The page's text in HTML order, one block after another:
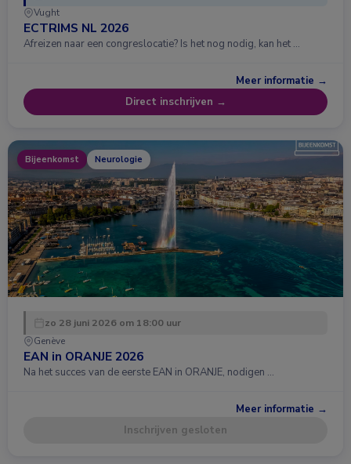
Vught
ECTRIMS NL 2026
Afreizen naar een congreslocatie? Is het nog nodig, kan het …
Meer informatie →
Direct inschrijven →
Bijeenkomst Neurologie
zo 28 juni 2026 om 18:00 uur
Genève
EAN in ORANJE 2026
Na het succes van de eerste EAN in ORANJE, nodigen …
Meer informatie →
Inschrijven gesloten